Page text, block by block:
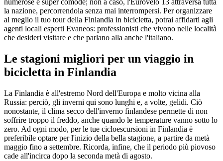
numerose e super comode; non a caso, l'Eurovelo 13 attraversa tutta
la nazione, percorrendola senza mai interrompersi. Per organizzare
al meglio il tuo tour della Finlandia in bicicletta, potrai affidarti agli
agenti locali esperti Evaneos: professionisti che vivono nelle località
che desideri visitare e che parlano alla anche l'italiano.
Le stagioni migliori per un viaggio in
bicicletta in Finlandia
La Finlandia è all'estremo Nord dell'Europa e molto vicina alla
Russia: perciò, gli inverni qui sono lunghi e, a volte, gelidi. Ciò
nonostante, il clima secco dell'inverno finlandese permette di non
soffrire troppo il freddo, anche quando le temperature vanno sotto lo
zero. Ad ogni modo, per le tue cicloescursioni in Finlandia è
preferibile optare per l'inizio della bella stagione, a partire da metà
maggio fino a settembre. Ricorda, infine, che il periodo più piovoso
cade all'incirca dopo la seconda metà di agosto.